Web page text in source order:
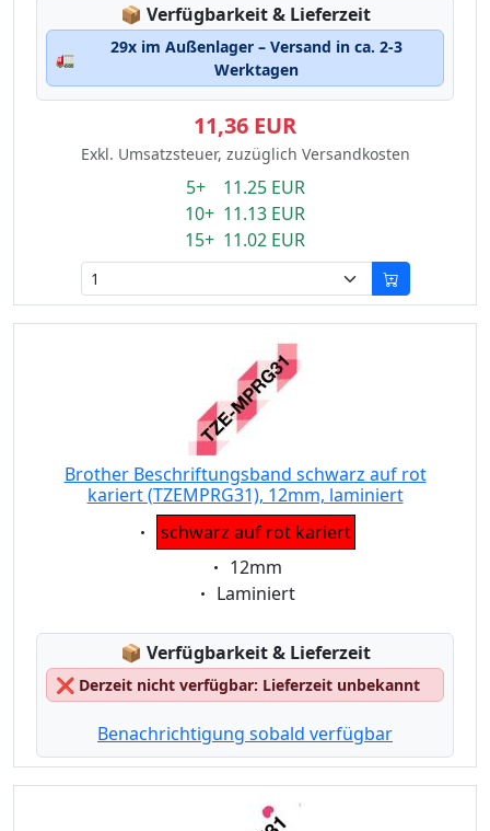
📦 Lagerstatus:
Verfügbarkeit & Lieferzeit
🚛
29x im Außenlager – Versand in ca. 2-3
Werktagen
11,36 EUR
Exkl. Umsatzsteuer, zuzüglich Versandkosten
5+ 11.25 EUR
10+ 11.13 EUR
15+ 11.02 EUR
Brother Beschriftungsband schwarz auf rot
kariert (TZEMPRG31), 12mm, laminiert
Eigenschaft:
schwarz auf rot kariert
Eigenschaft:
12mm
Eigenschaft:
Laminiert
📦 Lagerstatus:
Verfügbarkeit & Lieferzeit
❌ Derzeit nicht verfügbar: Lieferzeit unbekannt
Benachrichtigung sobald verfügbar